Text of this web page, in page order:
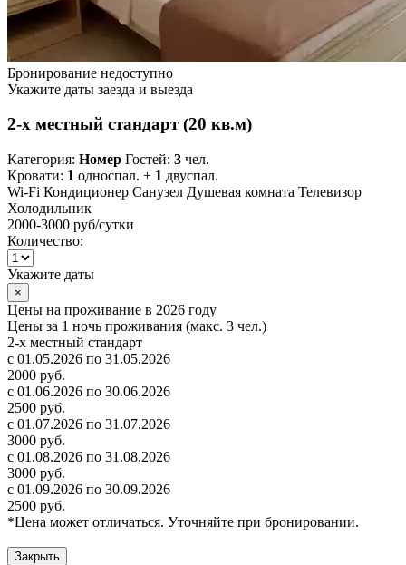
Бронирование недоступно
Укажите даты заезда и выезда
2-х местный стандарт (20 кв.м)
Категория: Номер Гостей: 3 чел.
Кровати: 1 односпал. + 1 двуспал.
Wi-Fi Кондиционер Санузел Душевая комната Телевизор
Холодильник
2000-3000 руб/сутки
Количество:
Укажите даты
×
Цены на проживание в 2026 году
Цены за 1 ночь проживания (макс. 3 чел.)
2-х местный стандарт
с 01.05.2026 по 31.05.2026
2000 руб.
с 01.06.2026 по 30.06.2026
2500 руб.
с 01.07.2026 по 31.07.2026
3000 руб.
с 01.08.2026 по 31.08.2026
3000 руб.
с 01.09.2026 по 30.09.2026
2500 руб.
*Цена может отличаться. Уточняйте при бронировании.
Закрыть